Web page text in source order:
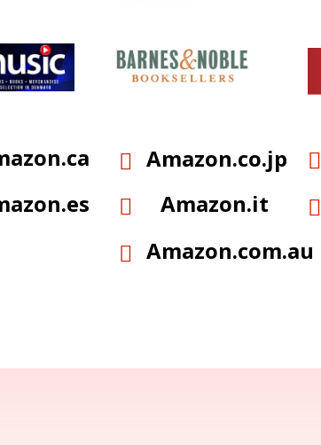
 Amazon.co.jp
 Amazon.it
 Amazon.com.au

